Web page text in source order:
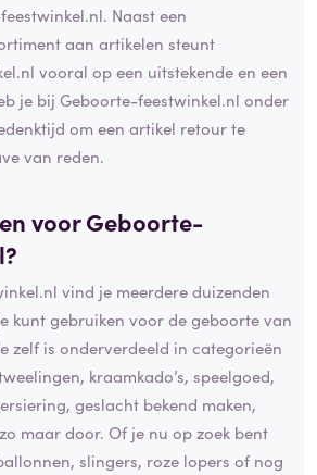
Naast een
aan artikelen steunt
vooral op een uitstekende en een
je bij Geboorte-feestwinkel.nl onder
om een artikel retour te
van reden.
voor Geboorte-
vind je meerdere duizenden
kunt gebruiken voor de geboorte van
zelf is onderverdeeld in categorieën
kraamkado’s, speelgoed,
geslacht bekend maken,
maar door. Of je nu op zoek bent
slingers, roze lopers of nog